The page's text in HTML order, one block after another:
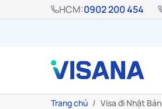
HCM:0902 200 454
Trang chủ Visa đi Nhật Bản